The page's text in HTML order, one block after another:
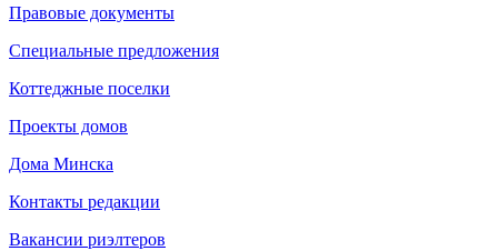
Правовые документы
Специальные предложения
Коттеджные поселки
Проекты домов
Дома Минска
Контакты редакции
Вакансии риэлтеров